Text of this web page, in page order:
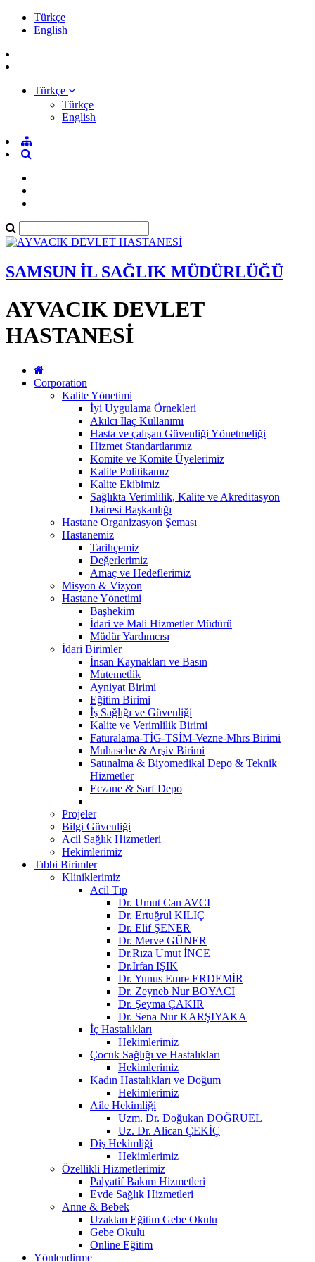
Türkçe
English
Türkçe
Türkçe
English
SAMSUN İL SAĞLIK MÜDÜRLÜĞÜ
AYVACIK DEVLET
HASTANESİ
Corporation
Kalite Yönetimi
İyi Uygulama Örnekleri
Akılcı İlaç Kullanımı
Hasta ve çalışan Güvenliği Yönetmeliği
Hizmet Standartlarımız
Komite ve Komite Üyelerimiz
Kalite Politikamız
Kalite Ekibimiz
Sağlıkta Verimlilik, Kalite ve Akreditasyon
Dairesi Başkanlığı
Hastane Organizasyon Şeması
Hastanemiz
Tarihçemiz
Değerlerimiz
Amaç ve Hedeflerimiz
Misyon & Vizyon
Hastane Yönetimi
Başhekim
İdari ve Mali Hizmetler Müdürü
Müdür Yardımcısı
İdari Birimler
İnsan Kaynakları ve Basın
Mutemetlik
Ayniyat Birimi
Eğitim Birimi
İş Sağlığı ve Güvenliği
Kalite ve Verimlilik Birimi
Faturalama-TİG-TSİM-Vezne-Mhrs Birimi
Muhasebe & Arşiv Birimi
Satınalma & Biyomedikal Depo & Teknik
Hizmetler
Eczane & Sarf Depo
Projeler
Bilgi Güvenliği
Acil Sağlık Hizmetleri
Hekimlerimiz
Tıbbi Birimler
Kliniklerimiz
Acil Tıp
Dr. Umut Can AVCI
Dr. Ertuğrul KILIÇ
Dr. Elif ŞENER
Dr. Merve GÜNER
Dr.Rıza Umut İNCE
Dr.İrfan IŞIK
Dr. Yunus Emre ERDEMİR
Dr. Zeyneb Nur BOYACI
Dr. Şeyma ÇAKIR
Dr. Sena Nur KARŞIYAKA
İç Hastalıkları
Hekimlerimiz
Çocuk Sağlığı ve Hastalıkları
Hekimlerimiz
Kadın Hastalıkları ve Doğum
Hekimlerimiz
Aile Hekimliği
Uzm. Dr. Doğukan DOĞRUEL
Uz. Dr. Alican ÇEKİÇ
Diş Hekimliği
Hekimlerimiz
Özellikli Hizmetlerimiz
Palyatif Bakım Hizmetleri
Evde Sağlık Hizmetleri
Anne & Bebek
Uzaktan Eğitim Gebe Okulu
Gebe Okulu
Online Eğitim
Yönlendirme